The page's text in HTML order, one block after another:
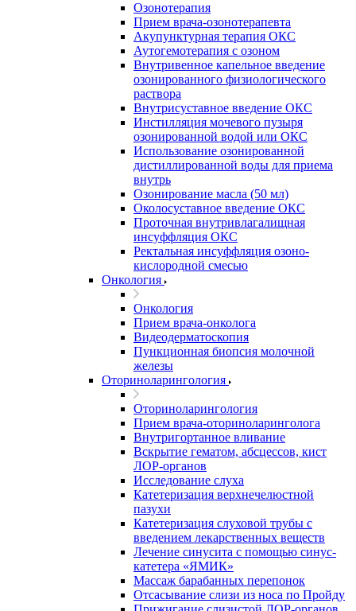
Озонотерапия
Прием врача-озонотерапевта
Акупунктурная терапия ОКС
Аутогемотерапия с озоном
Внутривенное капельное введение
озонированного физиологического
раствора
Внутрисуставное введение ОКС
Инстилляция мочевого пузыря
озонированной водой или ОКС
Использование озонированной
дистиллированной воды для приема
внутрь
Озонирование масла (50 мл)
Околосуставное введение ОКС
Проточная внутривлагалищная
инсуффляция ОКС
Ректальная инсуффляция озоно-
кислородной смесью
Онкология
Онкология
Прием врача-онколога
Видеодерматоскопия
Пункционная биопсия молочной
железы
Оториноларингология
Оториноларингология
Прием врача-оториноларинголога
Внутригортанное вливание
Вскрытие гематом, абсцессов, кист
ЛОР-органов
Исследование слуха
Катетеризация верхнечелюстной
пазухи
Катетеризация слуховой трубы с
введением лекарственных веществ
Лечение синусита с помощью синус-
катетера «ЯМИК»
Массаж барабанных перепонок
Отсасывание слизи из носа по Пройду